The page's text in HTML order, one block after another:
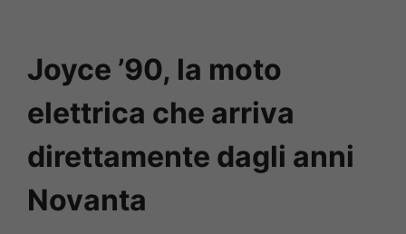
Joyce ’90, la moto
elettrica che arriva
direttamente dagli anni
Novanta